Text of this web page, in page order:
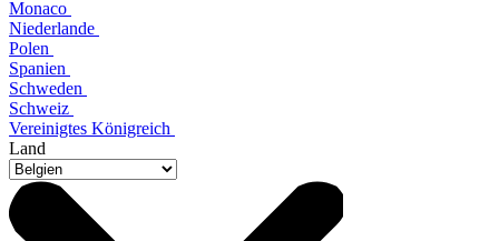
Monaco
Niederlande
Polen
Spanien
Schweden
Schweiz
Vereinigtes Königreich
Land